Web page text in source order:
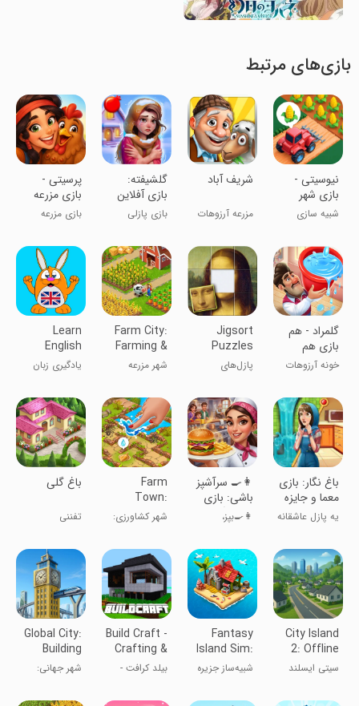
بازی‌های مرتبط
‏‏‏‏‏‏نیوسیتی -
بازی شهر
سازی و خانه
شبیه سازی
‏‏‏‏‏‏‏‏‏شریف آباد
مزرعه آرزوهات
‏گلشیفته:
بازی آفلاین
فکری و
جورچین
بازی پازلی
‏‏‏‏‏‏‏پرسیتی -
بازی مزرعه
داری و
شهرسازی
بازی مزرعه
‏‏‏‏‏‏‏‏‏‏‏‏‏‏‏‏‏‏‏‏‏‏گلمراد - هم
بازی هم
جایزه
خونه آرزوهات
Jigsort
Puzzles
پازل‌های
Farm City:
Farming &
Building
شهر مزرعه
Learn
English
Speak
Language
یادگیری زبان
‏‏‏‏‏‏‏‏‏‏‏‏‏‏باغ نگار: بازی
معما و جایزه
یه پازل عاشقانه
‏‏‏‏‏‏‏‏👩‍🍳 سرآشپز
باشی: بازی
ایرانی آشپزی
👩‍🍳بپز،
قهرمان شو
Farm
Town:
Merge Cozy
Village
شهر کشاورزی:
شاد شهر
‏‏‏باغ گلی
تفننی
City Island
2: Offline
Builder
سیتی ایسلند
Fantasy
Island Sim:
Fun Forest
شبیه‌ساز جزیره
سرگرم‌کننده
Build Craft -
Crafting &
Building 3D
Games
بیلد کرافت -
سه‌بعدی
Global City:
Building
games
شهر جهانی:
سازه